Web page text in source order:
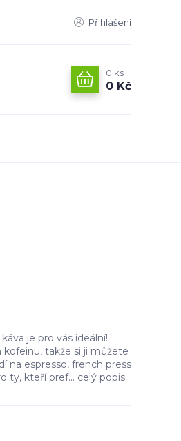
Přihlášení
0 ks
0 Kč
je pro vás ideální!
kofeinu, takže si ji můžete
na espresso, french press
ty, kteří pref... celý popis